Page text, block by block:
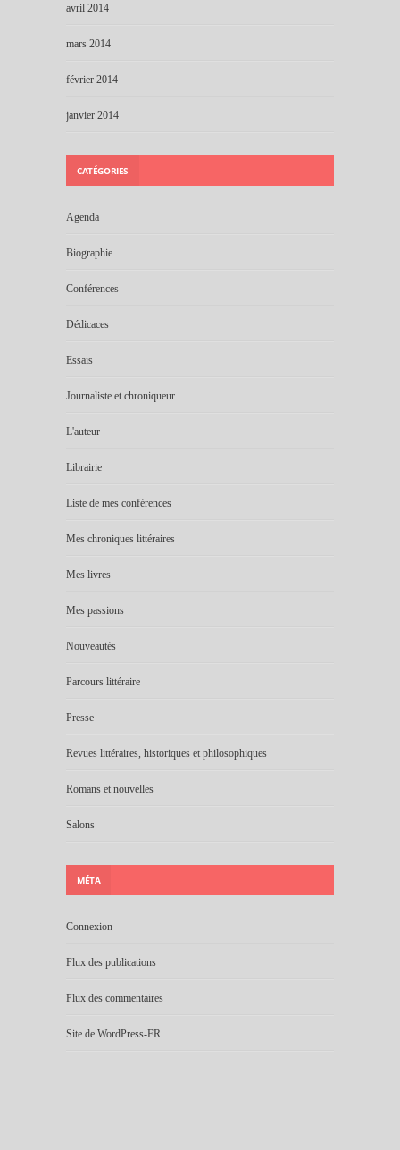
avril 2014
mars 2014
février 2014
janvier 2014
CATÉGORIES
Agenda
Biographie
Conférences
Dédicaces
Essais
Journaliste et chroniqueur
L'auteur
Librairie
Liste de mes conférences
Mes chroniques littéraires
Mes livres
Mes passions
Nouveautés
Parcours littéraire
Presse
Revues littéraires, historiques et philosophiques
Romans et nouvelles
Salons
MÉTA
Connexion
Flux des publications
Flux des commentaires
Site de WordPress-FR